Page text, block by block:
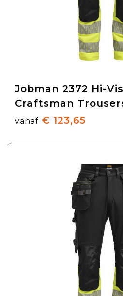
Jobman 2372 Hi-
Craftsman
vanaf € 123,65